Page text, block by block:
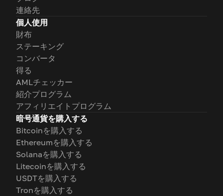
連絡先
個人使用
財布
ステーキング
コンバータ
得る
AMLチェッカー
紹介プログラム
アフィリエイトプログラム
暗号通貨を購入する
Bitcoinを購入する
Ethereumを購入する
Solanaを購入する
Litecoinを購入する
USDTを購入する
Tronを購入する